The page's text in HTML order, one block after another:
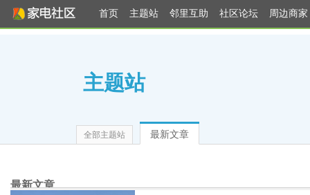
首页 主题站 邻里互助 社区论坛 周边商家
主题站
全部主题站 最新文章
最新文章